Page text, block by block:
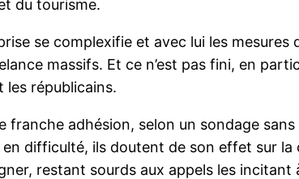
du tourisme.
se complexifie et avec lui les
massifs. Et ce n’est pas fini, en
les républicains.
franche adhésion, selon un sondage
difficulté, ils doutent de son effet sur
restant sourds aux appels les incitant